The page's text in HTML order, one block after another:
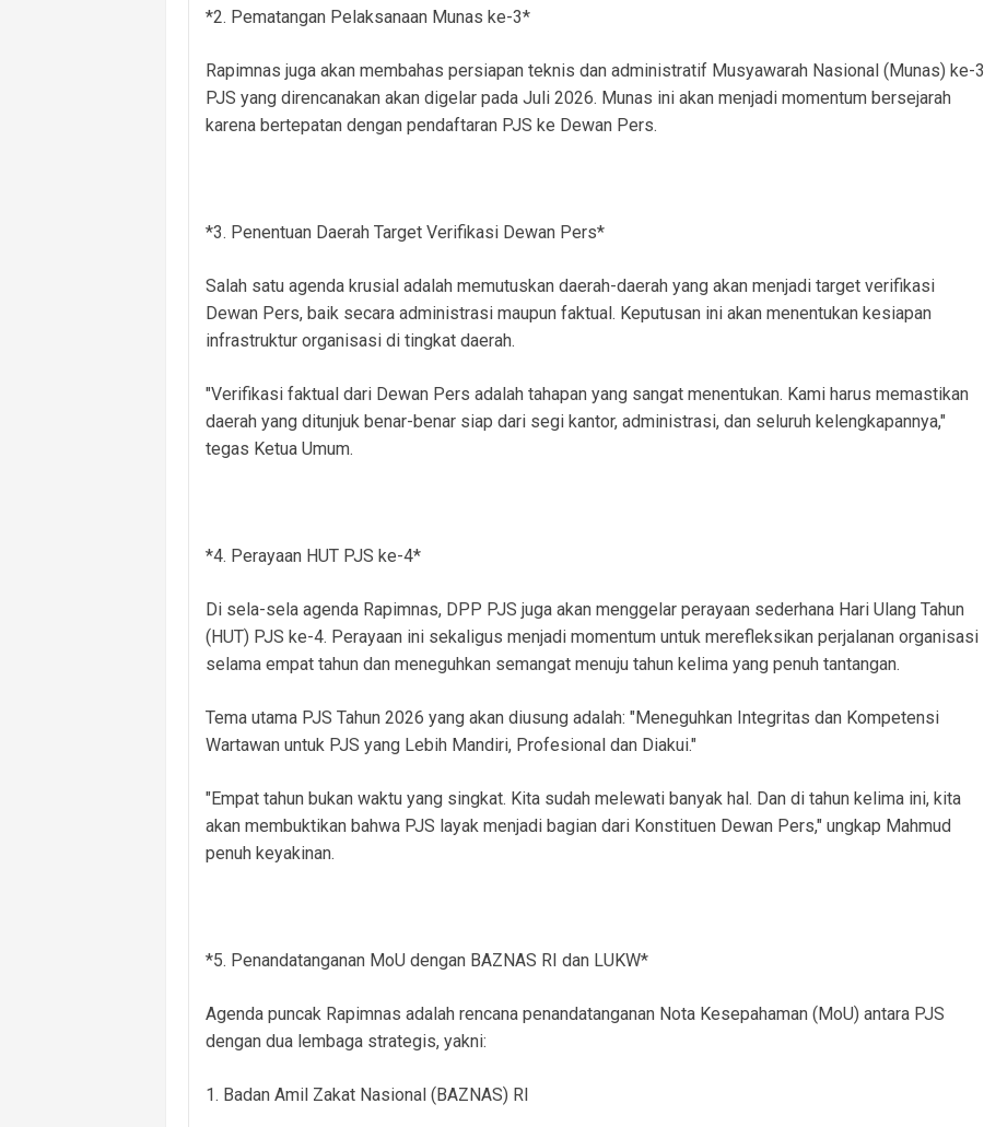
*2. Pematangan Pelaksanaan Munas ke-3*
Rapimnas juga akan membahas persiapan teknis dan administratif Musyawarah Nasional (Munas) ke-3
PJS yang direncanakan akan digelar pada Juli 2026. Munas ini akan menjadi momentum bersejarah
karena bertepatan dengan pendaftaran PJS ke Dewan Pers.
*3. Penentuan Daerah Target Verifikasi Dewan Pers*
Salah satu agenda krusial adalah memutuskan daerah-daerah yang akan menjadi target verifikasi
Dewan Pers, baik secara administrasi maupun faktual. Keputusan ini akan menentukan kesiapan
infrastruktur organisasi di tingkat daerah.
"Verifikasi faktual dari Dewan Pers adalah tahapan yang sangat menentukan. Kami harus memastikan
daerah yang ditunjuk benar-benar siap dari segi kantor, administrasi, dan seluruh kelengkapannya,"
tegas Ketua Umum.
*4. Perayaan HUT PJS ke-4*
Di sela-sela agenda Rapimnas, DPP PJS juga akan menggelar perayaan sederhana Hari Ulang Tahun
(HUT) PJS ke-4. Perayaan ini sekaligus menjadi momentum untuk merefleksikan perjalanan organisasi
selama empat tahun dan meneguhkan semangat menuju tahun kelima yang penuh tantangan.
Tema utama PJS Tahun 2026 yang akan diusung adalah: "Meneguhkan Integritas dan Kompetensi
Wartawan untuk PJS yang Lebih Mandiri, Profesional dan Diakui."
"Empat tahun bukan waktu yang singkat. Kita sudah melewati banyak hal. Dan di tahun kelima ini, kita
akan membuktikan bahwa PJS layak menjadi bagian dari Konstituen Dewan Pers," ungkap Mahmud
penuh keyakinan.
*5. Penandatanganan MoU dengan BAZNAS RI dan LUKW*
Agenda puncak Rapimnas adalah rencana penandatanganan Nota Kesepahaman (MoU) antara PJS
dengan dua lembaga strategis, yakni:
1. Badan Amil Zakat Nasional (BAZNAS) RI